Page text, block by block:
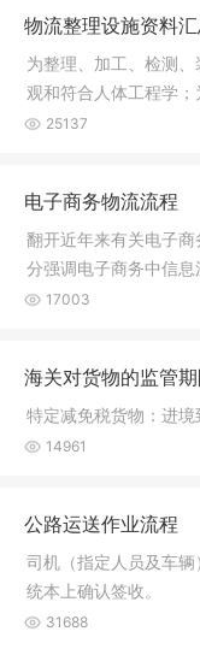
物流整理设施资料
为整理、加工、检测
观和符合人体工程学
25137
电子商务物流流程
翻开近年来有关电子
分强调电子商务中信
17003
海关对货物的监管
特定减免税货物：进境
14961
公路运送作业流程
司机（指定人员及车
统本上确认签收。
31688